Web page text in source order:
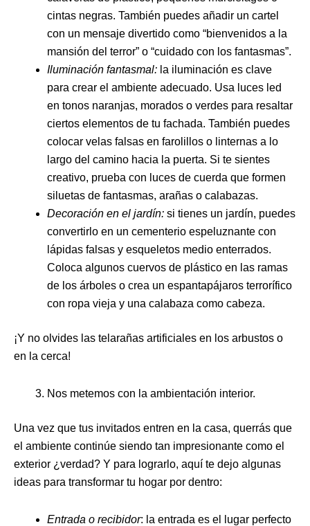
cintas negras. También puedes añadir un cartel
con un mensaje divertido como “bienvenidos a la
mansión del terror” o “cuidado con los fantasmas”.
Iluminación fantasmal: la iluminación es clave
para crear el ambiente adecuado. Usa luces led
en tonos naranjas, morados o verdes para resaltar
ciertos elementos de tu fachada. También puedes
colocar velas falsas en farolillos o linternas a lo
largo del camino hacia la puerta. Si te sientes
creativo, prueba con luces de cuerda que formen
siluetas de fantasmas, arañas o calabazas.
Decoración en el jardín: si tienes un jardín, puedes
convertirlo en un cementerio espeluznante con
lápidas falsas y esqueletos medio enterrados.
Coloca algunos cuervos de plástico en las ramas
de los árboles o crea un espantapájaros terrorífico
con ropa vieja y una calabaza como cabeza.
¡Y no olvides las telarañas artificiales en los arbustos o
en la cerca!
Nos metemos con la ambientación interior.
Una vez que tus invitados entren en la casa, querrás que
el ambiente continúe siendo tan impresionante como el
exterior ¿verdad? Y para lograrlo, aquí te dejo algunas
ideas para transformar tu hogar por dentro:
Entrada o recibidor: la entrada es el lugar perfecto